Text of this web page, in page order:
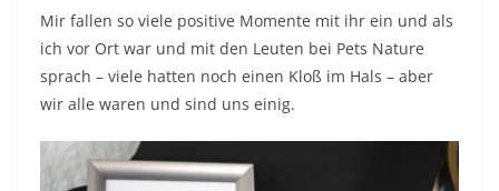
Mir fallen so viele positive Momente mit ihr ein und als
ich vor Ort war und mit den Leuten bei Pets Nature
sprach – viele hatten noch einen Kloß im Hals – aber
wir alle waren und sind uns einig.